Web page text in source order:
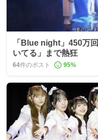
「Blue night」450万
いてる」まで熱狂
64件のポスト 95%